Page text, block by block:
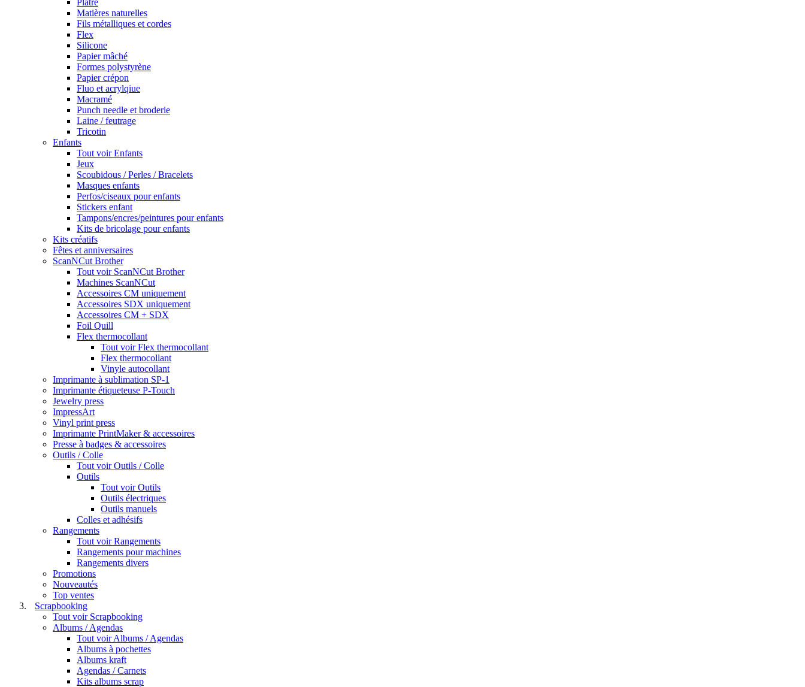
Plâtre
Matières naturelles
Fils métalliques et cordes
Flex
Silicone
Papier mâché
Formes polystyrène
Papier crépon
Fluo et acrylqiue
Macramé
Punch needle et broderie
Laine / feutrage
Tricotin
Enfants
Tout voir Enfants
Jeux
Scoubidous / Perles / Bracelets
Masques enfants
Perfos/ciseaux pour enfants
Stickers enfant
Tampons/encres/peintures pour enfants
Kits de bricolage pour enfants
Kits créatifs
Fêtes et anniversaires
ScanNCut Brother
Tout voir ScanNCut Brother
Machines ScanNCut
Accessoires CM uniquement
Accessoires SDX uniquement
Accessoires CM + SDX
Foil Quill
Flex thermocollant
Tout voir Flex thermocollant
Flex thermocollant
Vinyle autocollant
Imprimante à sublimation SP-1
Imprimante étiqueteuse P-Touch
Jewelry press
ImpressArt
Vinyl print press
Imprimante PrintMaker & accessoires
Presse à badges & accessoires
Outils / Colle
Tout voir Outils / Colle
Outils
Tout voir Outils
Outils électriques
Outils manuels
Colles et adhésifs
Rangements
Tout voir Rangements
Rangements pour machines
Rangements divers
Promotions
Nouveautés
Top ventes
Scrapbooking
Tout voir Scrapbooking
Albums / Agendas
Tout voir Albums / Agendas
Albums à pochettes
Albums kraft
Agendas / Carnets
Kits albums scrap